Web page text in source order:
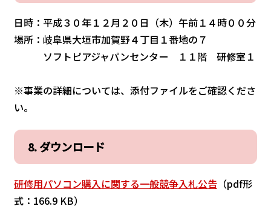
日時：平成３０年１２月２０日（木）午前１４時００分
場所：岐阜県大垣市加賀野４丁目１番地の７
ソフトピアジャパンセンター １１階 研修室１
※事業の詳細については、添付ファイルをご確認くださ
い。
8. ダウンロード
研修用パソコン購入に関する一般競争入札公告（pdf形
式：166.9 KB）